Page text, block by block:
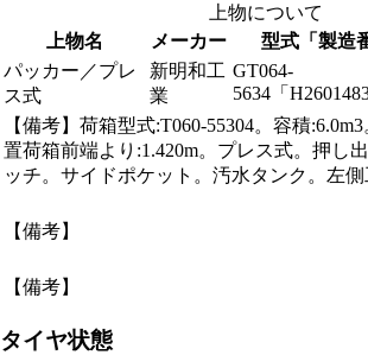
上物について
上物名
メーカー 型式「製造
パッカー／プレ
ス式
新明和工
業
GT064-
5634「
【備考】荷箱型式:T060-55304。容積
置荷箱前端より:1.420m。プレス式。押し
ッチ。サイドポケット。汚水タンク。左側
【備考】
【備考】
タイヤ状態